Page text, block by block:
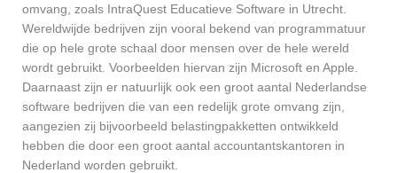
omvang, zoals IntraQuest Educatieve Software in Utrecht.
Wereldwijde bedrijven zijn vooral bekend van programmatuur
die op hele grote schaal door mensen over de hele wereld
wordt gebruikt. Voorbeelden hiervan zijn Microsoft en Apple.
Daarnaast zijn er natuurlijk ook een groot aantal Nederlandse
software bedrijven die van een redelijk grote omvang zijn,
aangezien zij bijvoorbeeld belastingpakketten ontwikkeld
hebben die door een groot aantal accountantskantoren in
Nederland worden gebruikt.